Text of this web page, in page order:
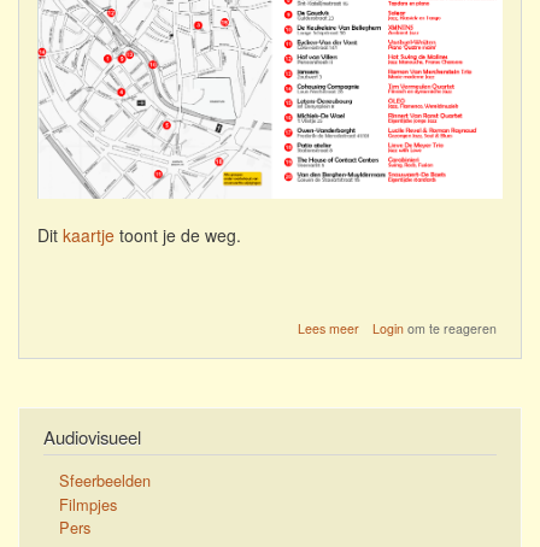
Dit kaartje toont je de weg.
Lees meerover
op
Loginom te reageren
Audiovisueel
Sfeerbeelden
Filmpjes
Pers